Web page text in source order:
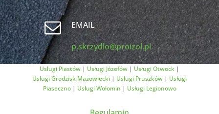
EMAIL
p.skrzydlo@proizol.pl
Usługi Piastów | Usługi Józefów | Usługi Otwock |
Usługi Grodzisk Mazowiecki | Usługi Pruszków | Usługi
Piaseczno| Usługi Wołomin | Usługi Legionowo